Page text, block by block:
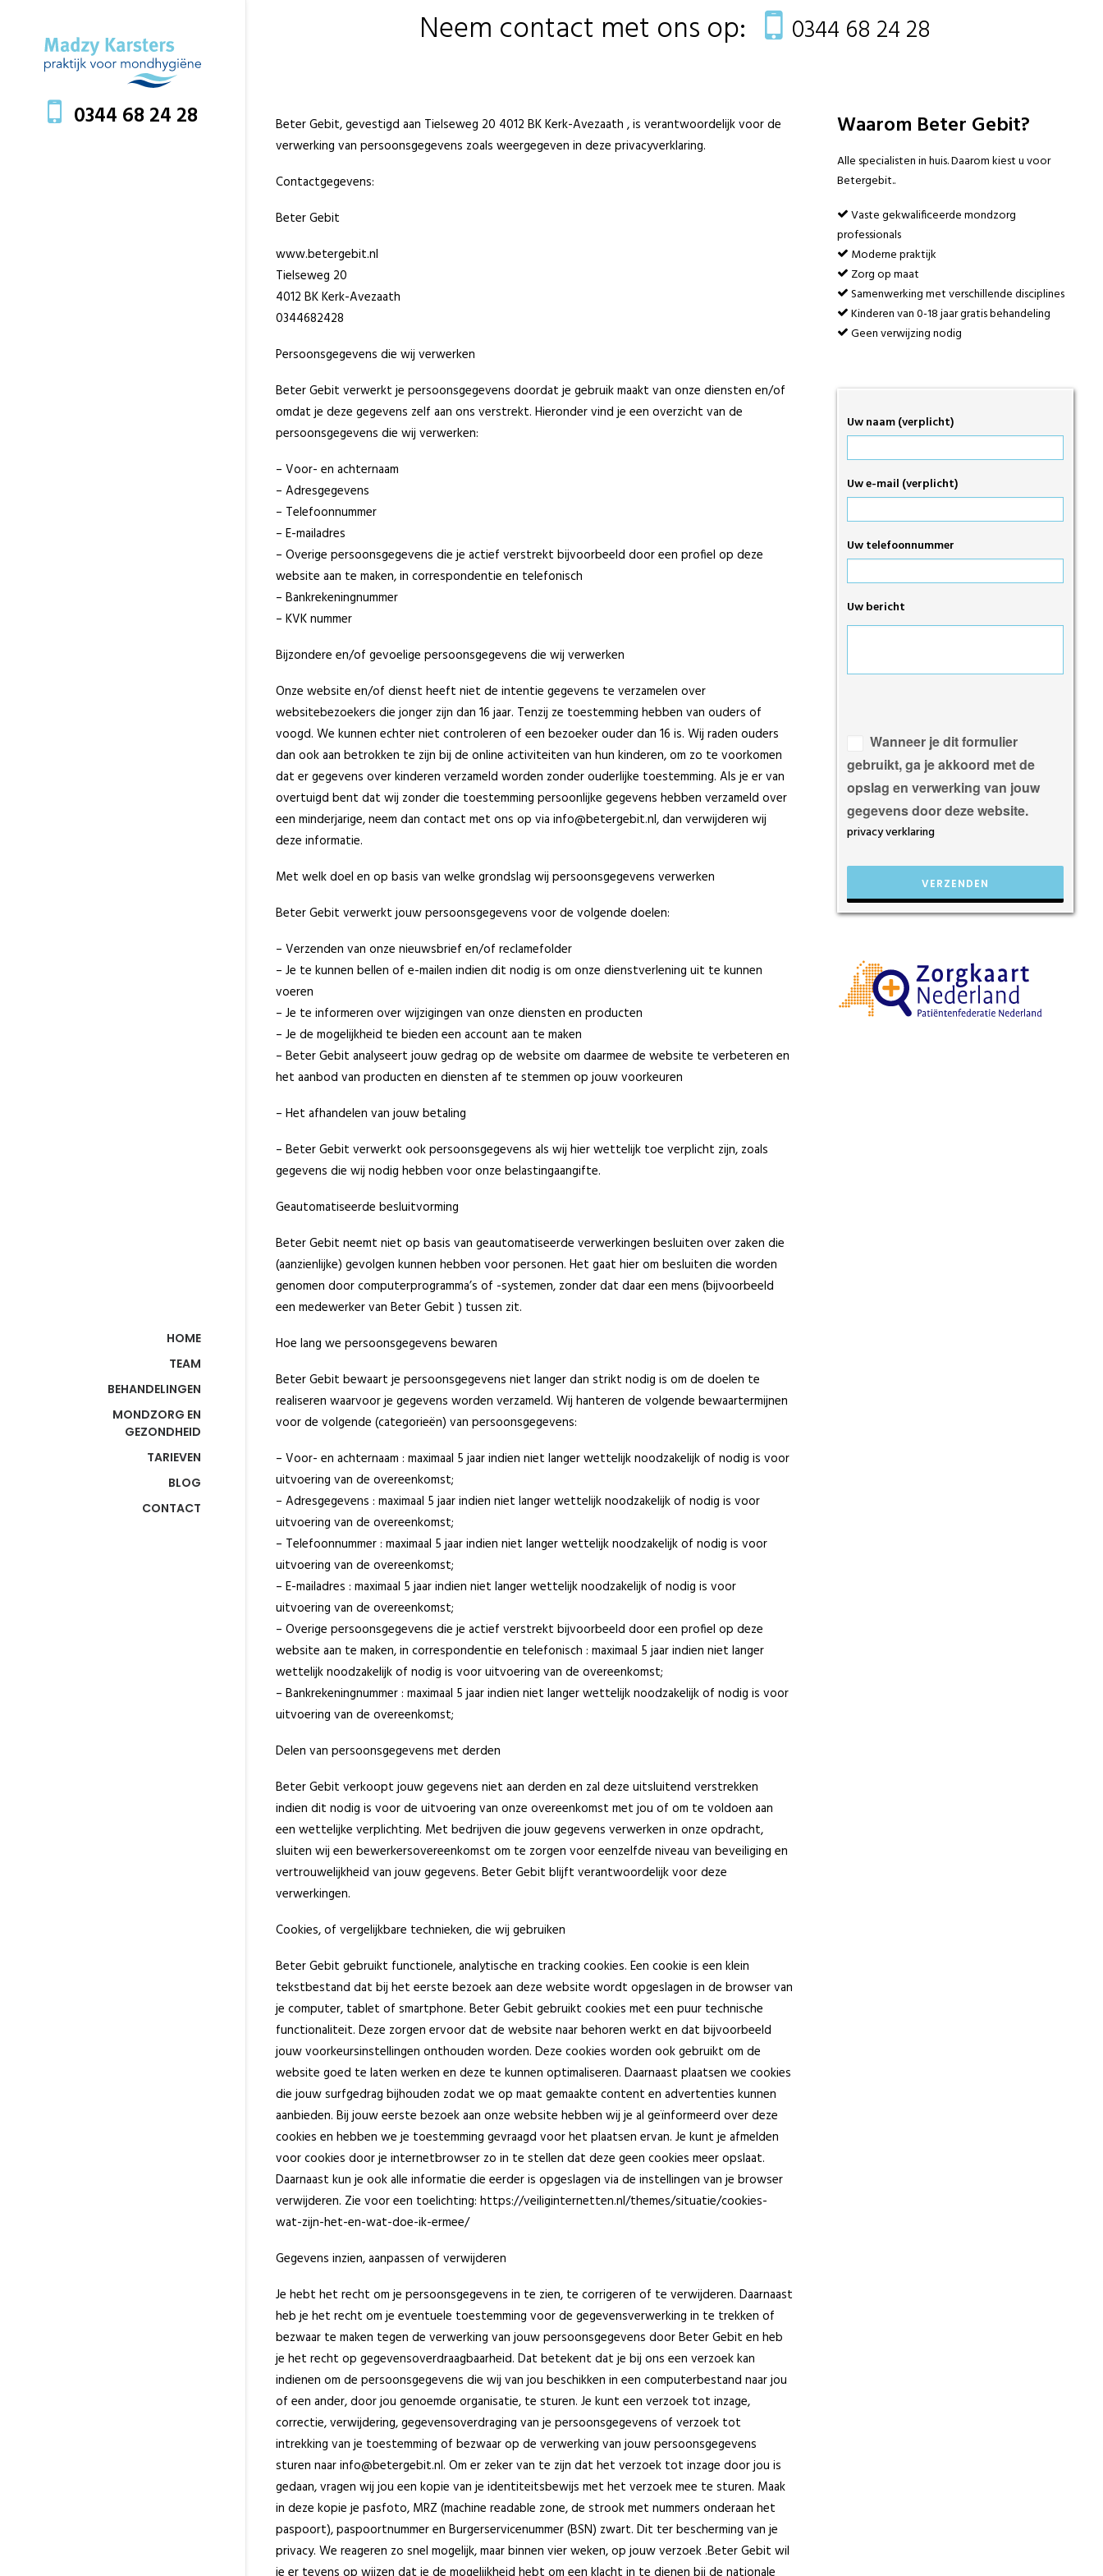
0344 68 24 28
HOME
TEAM
BEHANDELINGEN
MONDZORG EN
GEZONDHEID
TARIEVEN
BLOG
CONTACT
Neem contact met ons op: 0344 68 24 28
Beter Gebit, gevestigd aan Tielseweg 20 4012 BK Kerk-Avezaath , is verantwoordelijk voor de
verwerking van persoonsgegevens zoals weergegeven in deze privacyverklaring.
Contactgegevens:
Beter Gebit
www.betergebit.nl
Tielseweg 20
4012 BK Kerk-Avezaath
0344682428
Persoonsgegevens die wij verwerken
Beter Gebit verwerkt je persoonsgegevens doordat je gebruik maakt van onze diensten en/of
omdat je deze gegevens zelf aan ons verstrekt. Hieronder vind je een overzicht van de
persoonsgegevens die wij verwerken:
– Voor- en achternaam
– Adresgegevens
– Telefoonnummer
– E-mailadres
– Overige persoonsgegevens die je actief verstrekt bijvoorbeeld door een profiel op deze
website aan te maken, in correspondentie en telefonisch
– Bankrekeningnummer
– KVK nummer
Bijzondere en/of gevoelige persoonsgegevens die wij verwerken
Onze website en/of dienst heeft niet de intentie gegevens te verzamelen over
websitebezoekers die jonger zijn dan 16 jaar. Tenzij ze toestemming hebben van ouders of
voogd. We kunnen echter niet controleren of een bezoeker ouder dan 16 is. Wij raden ouders
dan ook aan betrokken te zijn bij de online activiteiten van hun kinderen, om zo te voorkomen
dat er gegevens over kinderen verzameld worden zonder ouderlijke toestemming. Als je er van
overtuigd bent dat wij zonder die toestemming persoonlijke gegevens hebben verzameld over
een minderjarige, neem dan contact met ons op via info@betergebit.nl, dan verwijderen wij
deze informatie.
Met welk doel en op basis van welke grondslag wij persoonsgegevens verwerken
Beter Gebit verwerkt jouw persoonsgegevens voor de volgende doelen:
– Verzenden van onze nieuwsbrief en/of reclamefolder
– Je te kunnen bellen of e-mailen indien dit nodig is om onze dienstverlening uit te kunnen
voeren
– Je te informeren over wijzigingen van onze diensten en producten
– Je de mogelijkheid te bieden een account aan te maken
– Beter Gebit analyseert jouw gedrag op de website om daarmee de website te verbeteren en
het aanbod van producten en diensten af te stemmen op jouw voorkeuren
– Het afhandelen van jouw betaling
– Beter Gebit verwerkt ook persoonsgegevens als wij hier wettelijk toe verplicht zijn, zoals
gegevens die wij nodig hebben voor onze belastingaangifte.
Geautomatiseerde besluitvorming
Beter Gebit neemt niet op basis van geautomatiseerde verwerkingen besluiten over zaken die
(aanzienlijke) gevolgen kunnen hebben voor personen. Het gaat hier om besluiten die worden
genomen door computerprogramma’s of -systemen, zonder dat daar een mens (bijvoorbeeld
een medewerker van Beter Gebit ) tussen zit.
Hoe lang we persoonsgegevens bewaren
Beter Gebit bewaart je persoonsgegevens niet langer dan strikt nodig is om de doelen te
realiseren waarvoor je gegevens worden verzameld. Wij hanteren de volgende bewaartermijnen
voor de volgende (categorieën) van persoonsgegevens:
– Voor- en achternaam : maximaal 5 jaar indien niet langer wettelijk noodzakelijk of nodig is voor
uitvoering van de overeenkomst;
– Adresgegevens : maximaal 5 jaar indien niet langer wettelijk noodzakelijk of nodig is voor
uitvoering van de overeenkomst;
– Telefoonnummer : maximaal 5 jaar indien niet langer wettelijk noodzakelijk of nodig is voor
uitvoering van de overeenkomst;
– E-mailadres : maximaal 5 jaar indien niet langer wettelijk noodzakelijk of nodig is voor
uitvoering van de overeenkomst;
– Overige persoonsgegevens die je actief verstrekt bijvoorbeeld door een profiel op deze
website aan te maken, in correspondentie en telefonisch : maximaal 5 jaar indien niet langer
wettelijk noodzakelijk of nodig is voor uitvoering van de overeenkomst;
– Bankrekeningnummer : maximaal 5 jaar indien niet langer wettelijk noodzakelijk of nodig is voor
uitvoering van de overeenkomst;
Delen van persoonsgegevens met derden
Beter Gebit verkoopt jouw gegevens niet aan derden en zal deze uitsluitend verstrekken
indien dit nodig is voor de uitvoering van onze overeenkomst met jou of om te voldoen aan
een wettelijke verplichting. Met bedrijven die jouw gegevens verwerken in onze opdracht,
sluiten wij een bewerkersovereenkomst om te zorgen voor eenzelfde niveau van beveiliging en
vertrouwelijkheid van jouw gegevens. Beter Gebit blijft verantwoordelijk voor deze
verwerkingen.
Cookies, of vergelijkbare technieken, die wij gebruiken
Beter Gebit gebruikt functionele, analytische en tracking cookies. Een cookie is een klein
tekstbestand dat bij het eerste bezoek aan deze website wordt opgeslagen in de browser van
je computer, tablet of smartphone. Beter Gebit gebruikt cookies met een puur technische
functionaliteit. Deze zorgen ervoor dat de website naar behoren werkt en dat bijvoorbeeld
jouw voorkeursinstellingen onthouden worden. Deze cookies worden ook gebruikt om de
website goed te laten werken en deze te kunnen optimaliseren. Daarnaast plaatsen we cookies
die jouw surfgedrag bijhouden zodat we op maat gemaakte content en advertenties kunnen
aanbieden. Bij jouw eerste bezoek aan onze website hebben wij je al geïnformeerd over deze
cookies en hebben we je toestemming gevraagd voor het plaatsen ervan. Je kunt je afmelden
voor cookies door je internetbrowser zo in te stellen dat deze geen cookies meer opslaat.
Daarnaast kun je ook alle informatie die eerder is opgeslagen via de instellingen van je browser
verwijderen. Zie voor een toelichting: https://veiliginternetten.nl/themes/situatie/cookies-
wat-zijn-het-en-wat-doe-ik-ermee/
Gegevens inzien, aanpassen of verwijderen
Je hebt het recht om je persoonsgegevens in te zien, te corrigeren of te verwijderen. Daarnaast
heb je het recht om je eventuele toestemming voor de gegevensverwerking in te trekken of
bezwaar te maken tegen de verwerking van jouw persoonsgegevens door Beter Gebit en heb
je het recht op gegevensoverdraagbaarheid. Dat betekent dat je bij ons een verzoek kan
indienen om de persoonsgegevens die wij van jou beschikken in een computerbestand naar jou
of een ander, door jou genoemde organisatie, te sturen. Je kunt een verzoek tot inzage,
correctie, verwijdering, gegevensoverdraging van je persoonsgegevens of verzoek tot
intrekking van je toestemming of bezwaar op de verwerking van jouw persoonsgegevens
sturen naar info@betergebit.nl. Om er zeker van te zijn dat het verzoek tot inzage door jou is
gedaan, vragen wij jou een kopie van je identiteitsbewijs met het verzoek mee te sturen. Maak
in deze kopie je pasfoto, MRZ (machine readable zone, de strook met nummers onderaan het
paspoort), paspoortnummer en Burgerservicenummer (BSN) zwart. Dit ter bescherming van je
privacy. We reageren zo snel mogelijk, maar binnen vier weken, op jouw verzoek .Beter Gebit wil
Waarom Beter Gebit?
Alle specialisten in huis. Daarom kiest u voor
Betergebit..
Vaste gekwalificeerde mondzorg
professionals
Moderne praktijk
Zorg op maat
Samenwerking met verschillende disciplines
Kinderen van 0-18 jaar gratis behandeling
Geen verwijzing nodig
Uw naam (verplicht)
Uw e-mail (verplicht)
Uw telefoonnummer
Uw bericht
leeg
te
laten.
Wanneer je dit formulier
gebruikt, ga je akkoord met de
opslag en verwerking van jouw
gegevens door deze website.
privacy verklaring